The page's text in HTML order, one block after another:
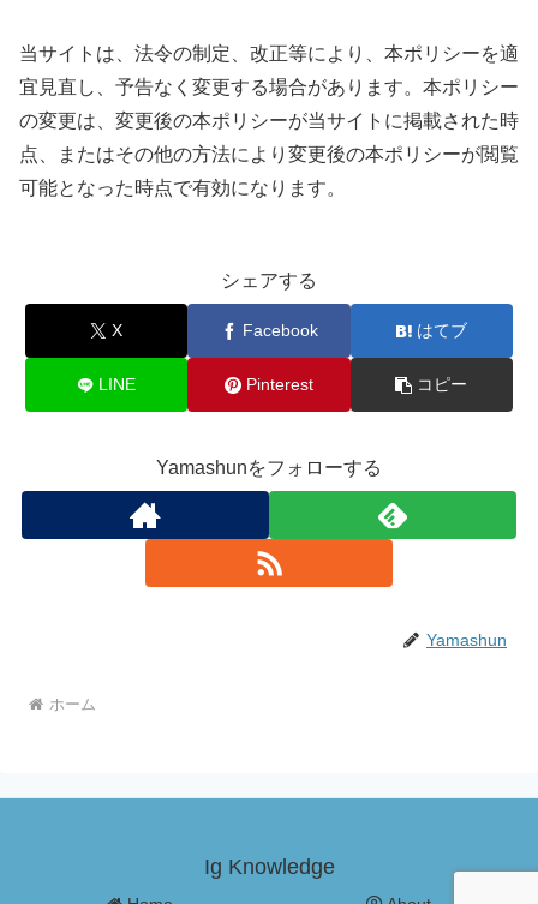
当サイトは、法令の制定、改正等により、本ポリシーを適
宜見直し、予告なく変更する場合があります。本ポリシー
の変更は、変更後の本ポリシーが当サイトに掲載された時
点、またはその他の方法により変更後の本ポリシーが閲覧
可能となった時点で有効になります。
シェアする
X Facebook はてブ
LINE Pinterest コピー
Yamashunをフォローする
Yamashun
ホーム
Ig Knowledge